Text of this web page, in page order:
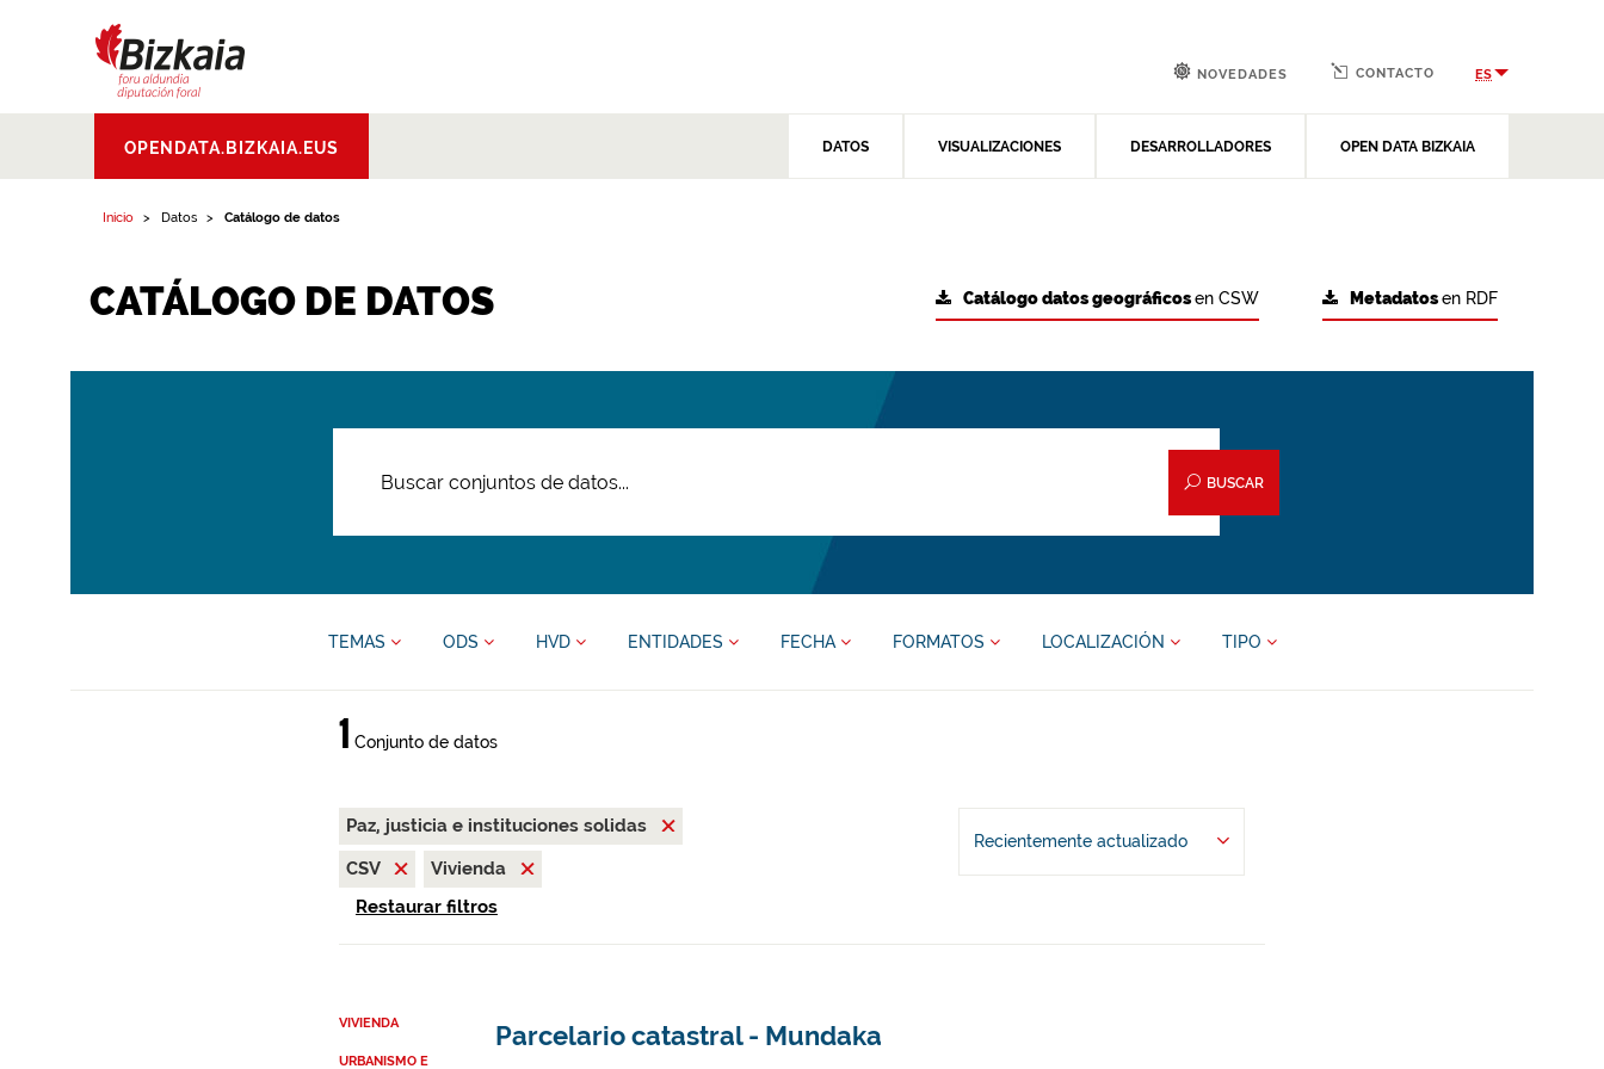
Aldundia.Diputacion
Foral de Bizkaia
OPENDATA.BIZKAIA.EUS DATOS VISUALIZACIONES DESARROLLADORES OPEN DATA BIZKAIA
NOVEDADES CONTACTO ES
Inicio Datos Catálogo de datos
CATÁLOGO DE DATOS Metadatosen RDF
Catálogo datos geográficosen CSW
BUSCAR
TEMAS ODS HVD ENTIDADES FECHA FORMATOS LOCALIZACIÓN TIPO
1 Conjunto de datos
Paz, justicia e instituciones solidas
CSV
Vivienda
Restaurar filtros
Recientemente actualizado
VIVIENDA
URBANISMO E
Parcelario catastral - Mundaka